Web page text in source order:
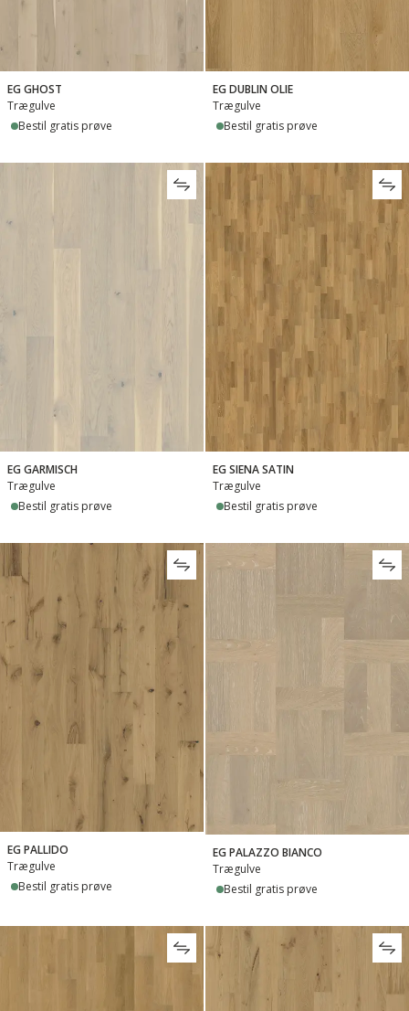
EG GHOST
Trægulve
Bestil gratis prøve
EG DUBLIN OLIE
Trægulve
Bestil gratis prøve
EG GARMISCH
Trægulve
Bestil gratis prøve
EG SIENA SATIN
Trægulve
Bestil gratis prøve
EG PALLIDO
Trægulve
Bestil gratis prøve
EG PALAZZO BIANCO
Trægulve
Bestil gratis prøve